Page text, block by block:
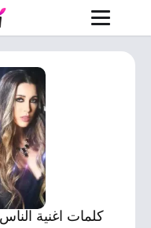
كلمات اغنية